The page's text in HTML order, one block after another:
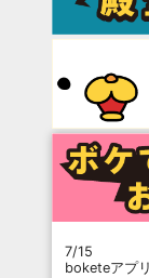
7/15
boketeアプ